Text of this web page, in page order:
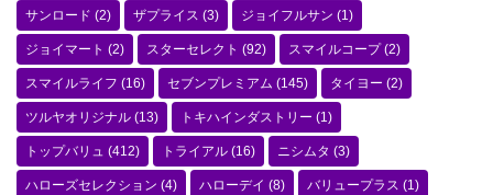
サンロード (2) ザプライス (3) ジョイフルサン (1)
ジョイマート (2) スターセレクト (92) スマイルコープ(2)
スマイルライフ (16) セブンプレミアム (145) タイヨー (2)
ツルヤオリジナル (13) トキハインダストリー (1)
トップバリュ (412) トライアル (16) ニシムタ (3)
ハローズセレクション (4) ハローデイ (8) バリュープラス (1)